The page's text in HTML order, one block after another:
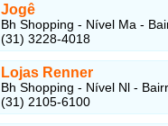
Jogê
Bh Shopping - Nível Ma -
(31) 3228-4018
Lojas Renner
Bh Shopping - Nível Nl -
(31) 2105-6100